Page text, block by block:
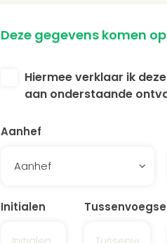
Deze gegevens komen
Hiermee verklaar ik
aan onderstaande
Aanhef
Aanhef
Initialen